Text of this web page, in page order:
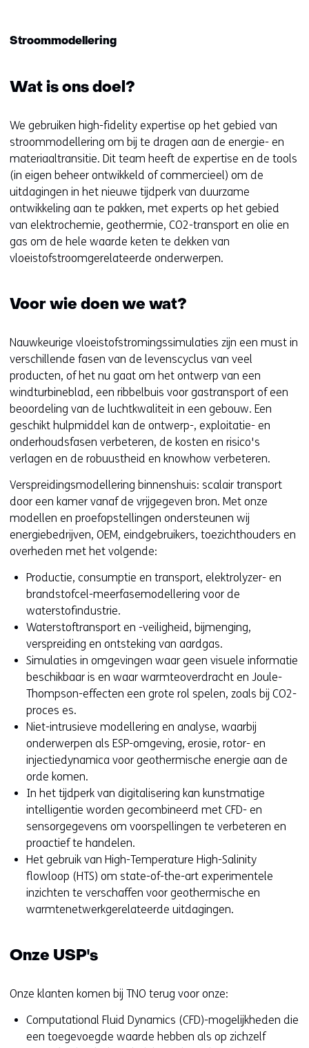
i
e
w
v
e
n
s
t
e
r
)
e
w
j
s
t
n
a
a
e
e
n
n
d
e
e
w
e
b
s
t
e
)
Stroommodellering
Wat is ons doel?
We gebruiken high-fidelity expertise op het gebied van
stroommodellering om bij te dragen aan de energie- en
materiaaltransitie. Dit team heeft de expertise en de tools
(in eigen beheer ontwikkeld of commercieel) om de
uitdagingen in het nieuwe tijdperk van duurzame
ontwikkeling aan te pakken, met experts op het gebied
van elektrochemie, geothermie, CO2-transport en olie en
gas om de hele waarde keten te dekken van
vloeistofstroomgerelateerde onderwerpen.
Voor wie doen we wat?
Nauwkeurige vloeistofstromingssimulaties zijn een must in
verschillende fasen van de levenscyclus van veel
producten, of het nu gaat om het ontwerp van een
windturbineblad, een ribbelbuis voor gastransport of een
beoordeling van de luchtkwaliteit in een gebouw. Een
geschikt hulpmiddel kan de ontwerp-, exploitatie- en
onderhoudsfasen verbeteren, de kosten en risico's
verlagen en de robuustheid en knowhow verbeteren.
Verspreidingsmodellering binnenshuis: scalair transport
door een kamer vanaf de vrijgegeven bron. Met onze
modellen en proefopstellingen ondersteunen wij
energiebedrijven, OEM, eindgebruikers, toezichthouders en
overheden met het volgende:
Productie, consumptie en transport, elektrolyzer- en
brandstofcel-meerfasemodellering voor de
waterstofindustrie.
Waterstoftransport en -veiligheid, bijmenging,
verspreiding en ontsteking van aardgas.
Simulaties in omgevingen waar geen visuele informatie
beschikbaar is en waar warmteoverdracht en Joule-
Thompson-effecten een grote rol spelen, zoals bij CO2-
proces es.
Niet-intrusieve modellering en analyse, waarbij
onderwerpen als ESP-omgeving, erosie, rotor- en
injectiedynamica voor geothermische energie aan de
orde komen.
In het tijdperk van digitalisering kan kunstmatige
intelligentie worden gecombineerd met CFD- en
sensorgegevens om voorspellingen te verbeteren en
proactief te handelen.
Het gebruik van High-Temperature High-Salinity
flowloop (HTS) om state-of-the-art experimentele
inzichten te verschaffen voor geothermische en
warmtenetwerkgerelateerde uitdagingen.
Onze USP's
Onze klanten komen bij TNO terug voor onze:
Computational Fluid Dynamics (CFD)-mogelijkheden die
een toegevoegde waarde hebben als op zichzelf